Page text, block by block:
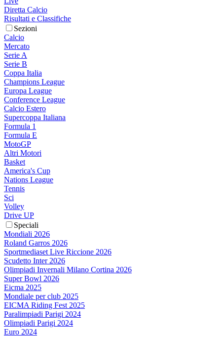
Diretta Calcio
Risultati e Classifiche
Sezioni
Calcio
Mercato
Serie A
Serie B
Coppa Italia
Champions League
Europa League
Conference League
Calcio Estero
Supercoppa Italiana
Formula 1
Formula E
MotoGP
Altri Motori
Basket
America's Cup
Nations League
Tennis
Sci
Volley
Drive UP
Speciali
Mondiali 2026
Roland Garros 2026
Sportmediaset Live Riccione 2026
Scudetto Inter 2026
Olimpiadi Invernali Milano Cortina 2026
Super Bowl 2026
Eicma 2025
Mondiale per club 2025
EICMA Riding Fest 2025
Paralimpiadi Parigi 2024
Olimpiadi Parigi 2024
Euro 2024